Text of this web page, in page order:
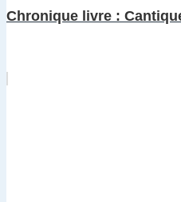
Chronique livre :